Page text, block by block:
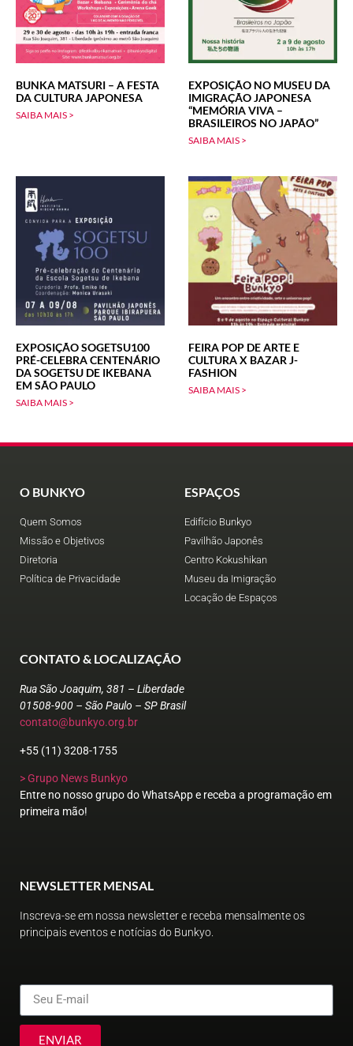
BUNKA MATSURI – A FESTA
DA CULTURA JAPONESA
SAIBA MAIS >
EXPOSIÇÃO NO MUSEU DA
IMIGRAÇÃO JAPONESA
“MEMÓRIA VIVA –
BRASILEIROS NO JAPÃO”
SAIBA MAIS >
EXPOSIÇÃO SOGETSU100
PRÉ-CELEBRA CENTENÁRIO
DA SOGETSU DE IKEBANA
EM SÃO PAULO
SAIBA MAIS >
FEIRA POP DE ARTE E
CULTURA X BAZAR J-
FASHION
SAIBA MAIS >
O BUNKYO
Quem Somos
Missão e Objetivos
Diretoria
Política de Privacidade
ESPAÇOS
Edifício Bunkyo
Pavilhão Japonês
Centro Kokushikan
Museu da Imigração
Locação de Espaços
CONTATO & LOCALIZAÇÃO
Rua São Joaquim, 381 – Liberdade
01508-900 – São Paulo – SP Brasil
contato@bunkyo.org.br
+55 (11) 3208-1755
> Grupo News Bunkyo
Entre no nosso grupo do WhatsApp e receba a programação em
primeira mão!
NEWSLETTER MENSAL
Inscreva-se em nossa newsletter e receba mensalmente os
principais eventos e notícias do Bunkyo.
ENVIAR